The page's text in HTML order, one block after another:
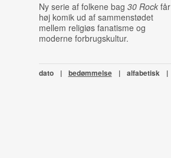
Ny serie af folkene bag 30 Rockfår
høj komik ud af sammenstødet
mellem religiøs fanatisme og
moderne forbrugskultur.
dato | bedømmelse | alfabetisk |